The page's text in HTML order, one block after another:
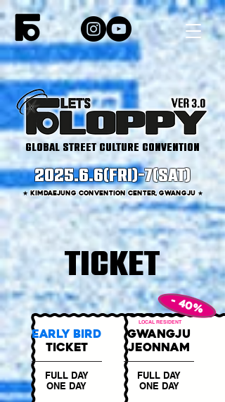
global street culture convention
2025.6.6(fri)-7(sat)
★kimdaejung convention center, gwangju★
ticket
FULL DAY
ONE DAY
Early Bird
TICKET
GWANGJU
JEONNAM
LOCAL RESIDENT
- 40%
FULL DAY
ONE DAY